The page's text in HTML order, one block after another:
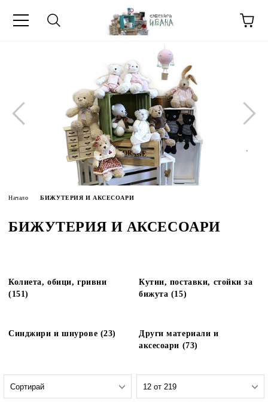
ЗА
Начало БИЖУТЕРИЯ И АКСЕСОАРИ
БИЖУТЕРИЯ И АКСЕСОАРИ
Колиета, обици, гривни
(151)
Кутии, поставки, стойки за
бижута (15)
Синджири и шнурове (23)
Други материали и
аксесоари (73)